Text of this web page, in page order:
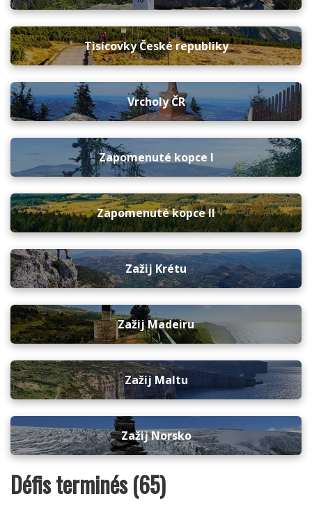
Tisícovky České republiky
Vrcholy ČR
Zapomenuté kopce I
Zapomenuté kopce II
Zažij Krétu
Zažij Madeiru
Zažij Maltu
Zažij Norsko
Défis terminés (65)